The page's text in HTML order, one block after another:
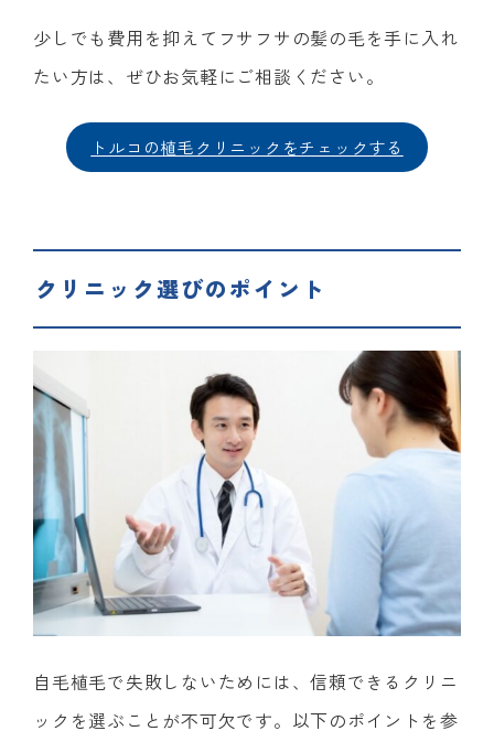
少しでも費用を抑えてフサフサの髪の毛を手に入れ
たい方は、ぜひお気軽にご相談ください。
トルコの植毛クリニックをチェックする
クリニック選びのポイント
自毛植毛で失敗しないためには、信頼できるクリニ
ックを選ぶことが不可欠です。以下のポイントを参